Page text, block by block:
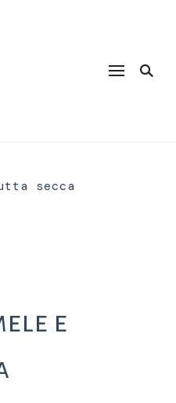
secca
e